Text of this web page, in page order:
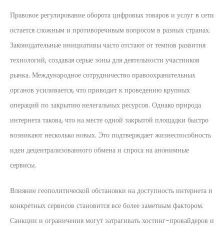
Правовое регулирование оборота цифровых товаров и услуг в сети
остается сложным и противоречивым вопросом в разных странах.
Законодательные инициативы часто отстают от темпов развития
технологий, создавая серые зоны для деятельности участников
рынка. Международное сотрудничество правоохранительных
органов усиливается, что приводит к проведению крупных
операций по закрытию нелегальных ресурсов. Однако природа
интернета такова, что на месте одной закрытой площадки быстро
возникают несколько новых. Это подтверждает жизнеспособность
идеи децентрализованного обмена и спроса на анонимные
сервисы.
Влияние геополитической обстановки на доступность интернета и
конкретных сервисов становится все более заметным фактором.
Санкции и ограничения могут затрагивать хостинг-провайдеров и